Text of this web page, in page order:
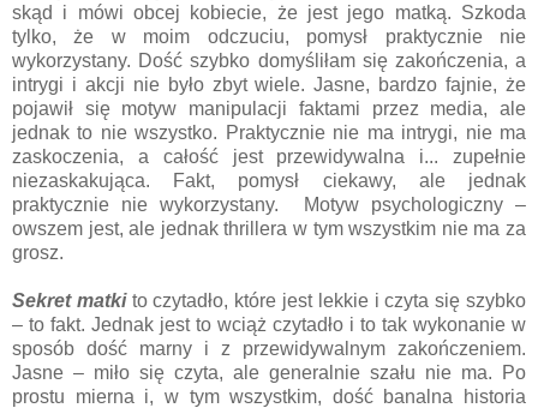
skąd i mówi obcej kobiecie, że jest jego matką. Szkoda
tylko, że w moim odczuciu, pomysł praktycznie nie
wykorzystany. Dość szybko domyśliłam się zakończenia, a
intrygi i akcji nie było zbyt wiele. Jasne, bardzo fajnie, że
pojawił się motyw manipulacji faktami przez media, ale
jednak to nie wszystko. Praktycznie nie ma intrygi, nie ma
zaskoczenia, a całość jest przewidywalna i... zupełnie
niezaskakująca. Fakt, pomysł ciekawy, ale jednak
praktycznie nie wykorzystany. Motyw psychologiczny –
owszem jest, ale jednak thrillera w tym wszystkim nie ma za
grosz.
Sekret matki to czytadło, które jest lekkie i czyta się szybko
– to fakt. Jednak jest to wciąż czytadło i to tak wykonanie w
sposób dość marny i z przewidywalnym zakończeniem.
Jasne – miło się czyta, ale generalnie szału nie ma. Po
prostu mierna i, w tym wszystkim, dość banalna historia